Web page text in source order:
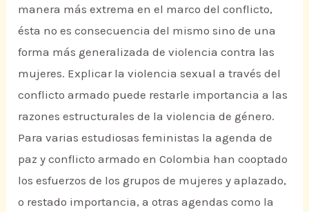
manera más extrema en el marco del conflicto,
ésta no es consecuencia del mismo sino de una
forma más generalizada de violencia contra las
mujeres. Explicar la violencia sexual a través del
conflicto armado puede restarle importancia a las
razones estructurales de la violencia de género.
Para varias estudiosas feministas la agenda de
paz y conflicto armado en Colombia han cooptado
los esfuerzos de los grupos de mujeres y aplazado,
o restado importancia, a otras agendas como la